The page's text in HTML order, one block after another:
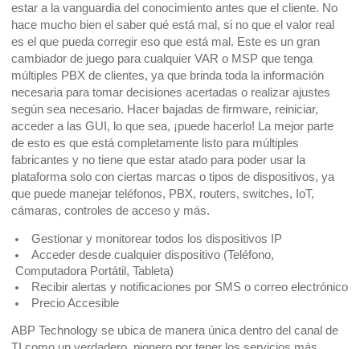
estar a la vanguardia del conocimiento antes que el cliente. No
hace mucho bien el saber qué está mal, si no que el valor real
es el que pueda corregir eso que está mal. Este es un gran
cambiador de juego para cualquier VAR o MSP que tenga
múltiples PBX de clientes, ya que brinda toda la información
necesaria para tomar decisiones acertadas o realizar ajustes
según sea necesario. Hacer bajadas de firmware, reiniciar,
acceder a las GUI, lo que sea, ¡puede hacerlo! La mejor parte
de esto es que está completamente listo para múltiples
fabricantes y no tiene que estar atado para poder usar la
plataforma solo con ciertas marcas o tipos de dispositivos, ya
que puede manejar teléfonos, PBX, routers, switches, IoT,
cámaras, controles de acceso y más.
Gestionar y monitorear todos los dispositivos IP
Acceder desde cualquier dispositivo (Teléfono,
Computadora Portátil, Tableta)
Recibir alertas y notificaciones por SMS o correo electrónico
Precio Accesible
ABP Technology se ubica de manera única dentro del canal de